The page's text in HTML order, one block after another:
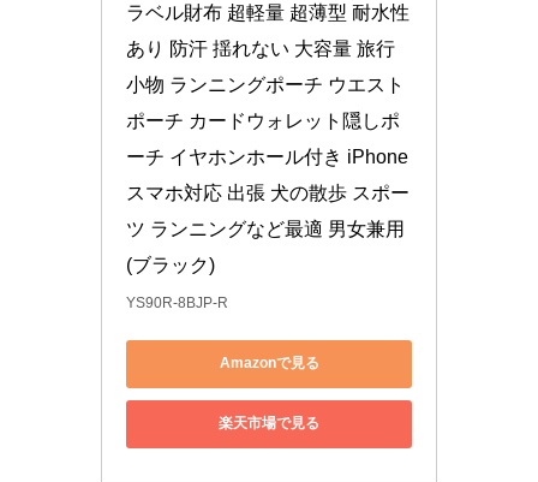
ラベル財布 超軽量 超薄型 耐水性
あり 防汗 揺れない 大容量 旅行
小物 ランニングポーチ ウエスト
ポーチ カードウォレット隠しポ
ーチ イヤホンホール付き iPhone
スマホ対応 出張 犬の散歩 スポー
ツ ランニングなど最適 男女兼用
(ブラック)
YS90R-8BJP-R
Amazonで見る
楽天市場で見る